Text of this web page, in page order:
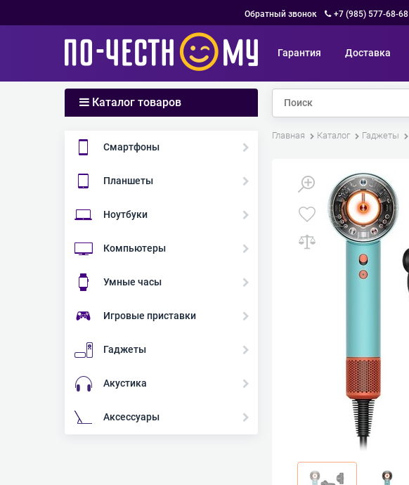
Обратный звонок +7 (985) 577-68-68
Гарантия Доставка
Каталог товаров
Смартфоны
Планшеты
Ноутбуки
Компьютеры
Умные часы
Игровые приставки
Гаджеты
Акустика
Аксессуары
Главная Каталог Гаджеты